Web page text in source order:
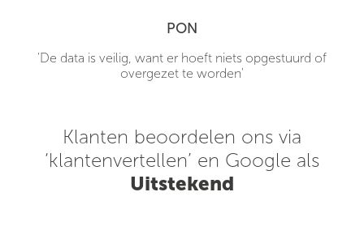
PON
'De data is veilig, want er hoeft niets opgestuurd of
overgezet te worden'
Klanten beoordelen ons via
‘klantenvertellen’ en Google als
Uitstekend